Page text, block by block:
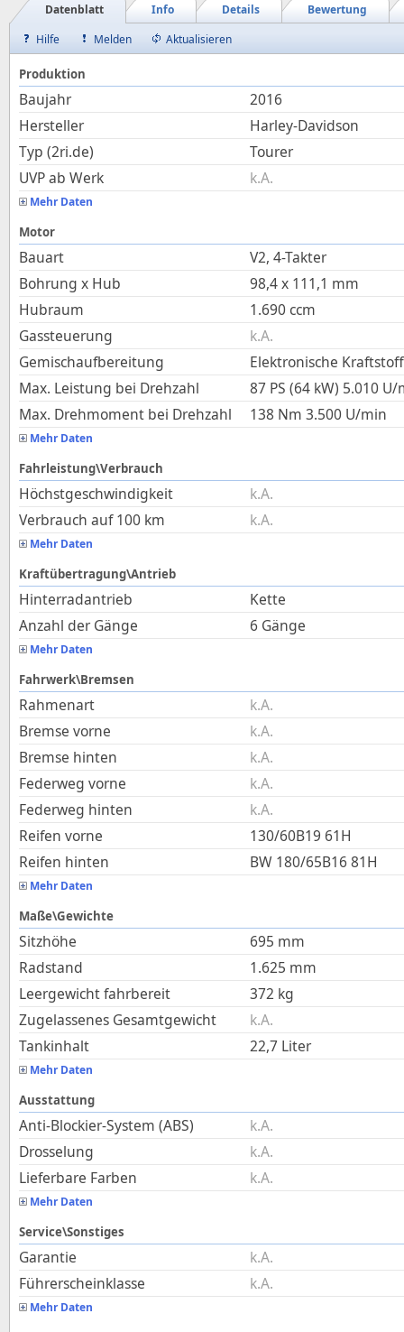
Bewertung
Details
Info
Datenblatt
Hilfe
Melden Aktualisieren
Produktion
Baujahr
2016
Hersteller
Harley-Davidson
Typ (2ri.de)
Tourer
UVP ab Werk
k.A.
Mehr Daten
Motor
Bauart
V2, 4-Takter
Bohrung x Hub
98,4x 111,1 mm
Hubraum
1.690 ccm
Gassteuerung
k.A.
Gemischaufbereitung
Elektronische
Max. Leistung bei Drehzahl
87 PS (64 kW) 5.010 U/
Max. Drehmoment bei Drehzahl
138 Nm 3.500 U/min
Mehr Daten
Fahrleistung\Verbrauch
Höchstgeschwindigkeit
k.A.
Verbrauch auf 100 km
k.A.
Mehr Daten
Kraftübertragung\Antrieb
Hinterradantrieb
Kette
Anzahl der Gänge
6 Gänge
Mehr Daten
Fahrwerk\Bremsen
Rahmenart
k.A.
Bremse vorne
k.A.
Bremse hinten
k.A.
Federweg vorne
k.A.
Federweg hinten
k.A.
Reifen vorne
130/60B19 61H
Reifen hinten
BW 180/65B16 81H
Mehr Daten
Maße\Gewichte
Sitzhöhe 695 mm
Radstand
1.625 mm
Leergewicht fahrbereit
372 kg
Zugelassenes Gesamtgewicht
k.A.
Tankinhalt
22,7 Liter
Mehr Daten
Ausstattung
Anti-Blockier-System (ABS)
k.A.
Drosselung
k.A.
Lieferbare Farben
k.A.
Mehr Daten
Service\Sonstiges
Garantie
k.A.
Führerscheinklasse
k.A.
Mehr Daten